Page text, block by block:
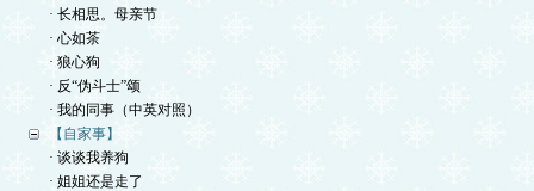
· 长相思。母亲节
· 心如茶
· 狼心狗
· 反“伪斗士”颂
· 我的同事（中英对照）
【自家事】
· 谈谈我养狗
· 姐姐还是走了